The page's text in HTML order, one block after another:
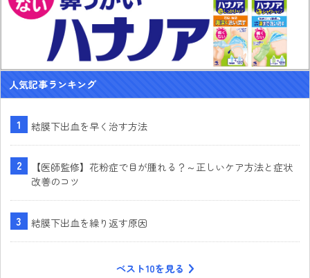
人気記事ランキング
結膜下出血を早く治す方法
【医師監修】花粉症で目が腫れる？～正しいケア方法と症状
改善のコツ
結膜下出血を繰り返す原因
ベスト10を見る